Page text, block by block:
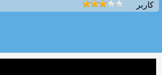
کاربر